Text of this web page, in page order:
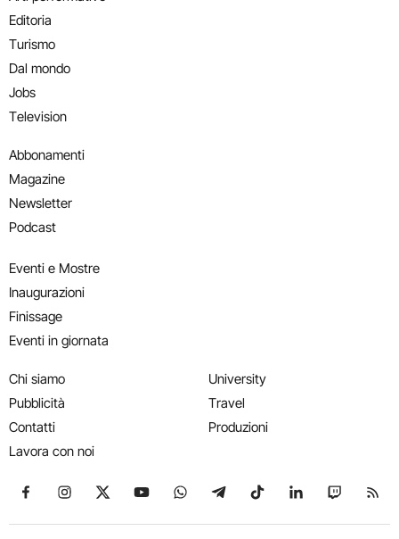
Editoria
Turismo
Dal mondo
Jobs
Television
Abbonamenti
Magazine
Newsletter
Podcast
Eventi e Mostre
Inaugurazioni
Finissage
Eventi in giornata
Chi siamo
Pubblicità
Contatti
Lavora con noi
University
Travel
Produzioni
Seguici su Facebook
Seguici su Instagram
Seguici su X
Seguici su YouTube
Seguici su WhatsApp
Seguici su Telegram
Seguici su TikTok
Seguici su
Seguici